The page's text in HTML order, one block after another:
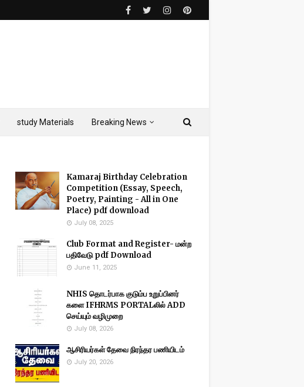
study Materials Breaking News
Kamaraj Birthday Celebration
Competition (Essay, Speech,
Poetry, Painting - All in One
Place) pdf download
July 08, 2025
Club Format and Register- மன்ற
பதிவேடு pdf Download
June 11, 2025
NHIS தொடர்பாக குடும்ப உறுப்பினர்
களை IFHRMS PORTALலில் ADD
செய்யும் வழிமுறை
July 08, 2026
ஆசிரியர்கள் தேவை நிரந்தர பணியிடம்
July 20, 2026